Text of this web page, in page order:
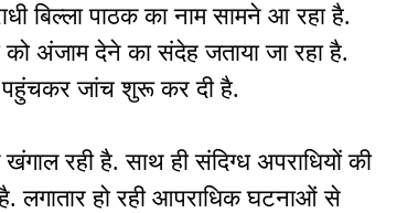
बिल्ला पाठक का नाम सामने आ रहा है.
अंजाम देने का संदेह जताया जा रहा है.
पहुंचकर जांच शुरू कर दी है.
रही है. साथ ही संदिग्ध अपराधियों की
है. लगातार हो रही आपराधिक घटनाओं से